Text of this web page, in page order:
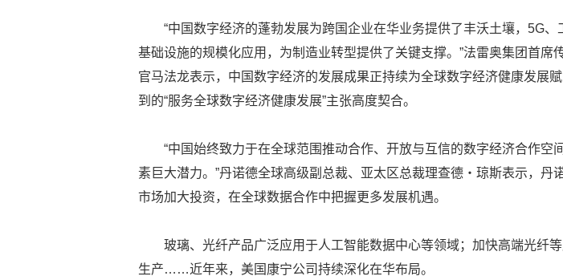
“中国数字经济的蓬勃发展为跨国企业在华业务提供了丰沃土壤，5G、
基础设施的规模化应用，为制造业转型提供了关键支撑。”法雷奥集团首席
官马法龙表示，中国数字经济的发展成果正持续为全球数字经济健康发展
到的“服务全球数字经济健康发展”主张高度契合。
“中国始终致力于在全球范围推动合作、开放与互信的数字经济合作空
素巨大潜力。”丹诺德全球高级副总裁、亚太区总裁理查德・琼斯表示，丹
市场加大投资，在全球数据合作中把握更多发展机遇。
玻璃、光纤产品广泛应用于人工智能数据中心等领域；加快高端光纤
生产……近年来，美国康宁公司持续深化在华布局。